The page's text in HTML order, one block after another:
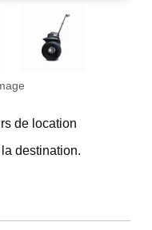
de location
destination.